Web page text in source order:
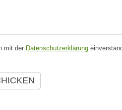
mit der Datenschutzerklärung